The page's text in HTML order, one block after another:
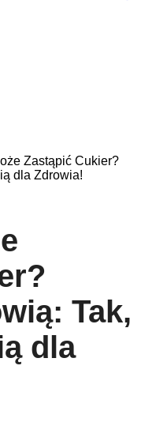
Zastąpić Cukier?
dla Zdrowia!
Tak,
dla